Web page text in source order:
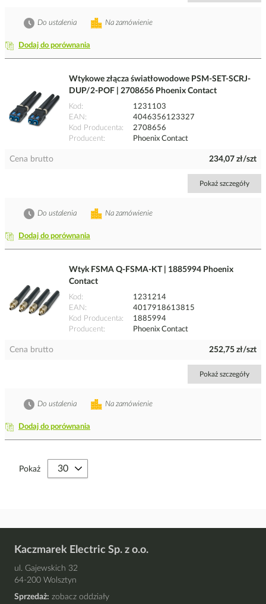
Dodaj do porównania
Na zamówienie
Do ustalenia
Wtykowe złącza światłowodowe PSM-SET-SCRJ-
DUP/2-POF | 2708656 Phoenix Contact
Kod
1231103
EAN
4046356123327
Kod Producenta
2708656
Producent
Phoenix Contact
Cena brutto 234,07 zł/szt
Pokaż szczegóły
Dodaj do porównania
Na zamówienie
Do ustalenia
Wtyk FSMA Q-FSMA-KT | 1885994 Phoenix
Contact
Kod
1231214
EAN
4017918613815
Kod Producenta
1885994
Producent
Phoenix Contact
Cena brutto 252,75 zł/szt
Pokaż szczegóły
Dodaj do porównania
Na zamówienie
Do ustalenia
Pokaż
Kaczmarek Electric Sp. z o.o.
ul. Gajewskich 32
64-200 Wolsztyn
Sprzedaż: zobacz oddziały